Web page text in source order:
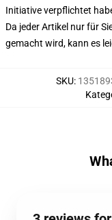
Initiative verpflichtet
Da jeder Artikel nur für
gemacht wird, kann es
SKU: